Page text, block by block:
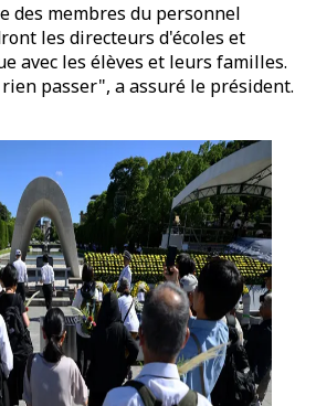
des membres du personnel
les directeurs d'écoles et
avec les élèves et leurs familles.
passer", a assuré le président.